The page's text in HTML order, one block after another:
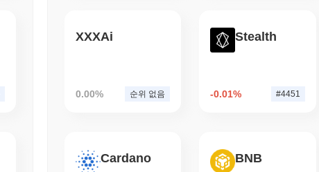
XXXAi
0.00% 순위 없음
Stealth
-0.01% #4451
Cardano BNB